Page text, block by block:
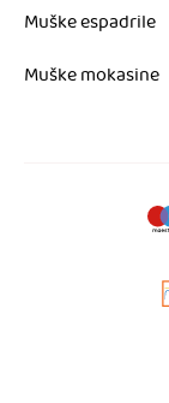
Muške espadrile
Muške mokasine